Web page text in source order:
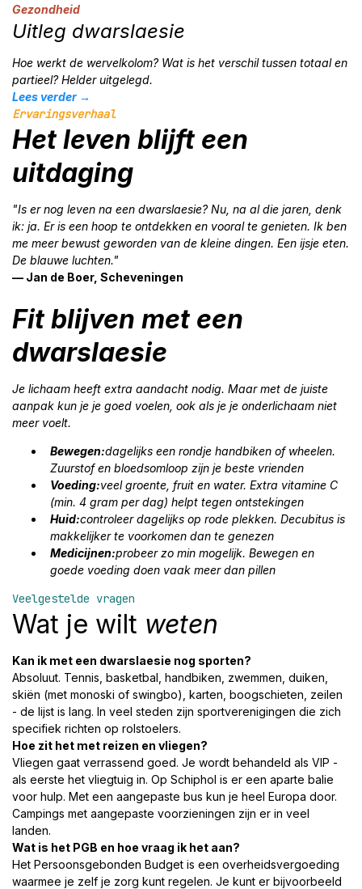
Gezondheid
Uitleg dwarslaesie
Hoe werkt de wervelkolom? Wat is het verschil tussen totaal en
partieel? Helder uitgelegd.
Lees verder →
Ervaringsverhaal
Het leven blijft een
uitdaging
"Is er nog leven na een dwarslaesie? Nu, na al die jaren, denk
ik: ja. Er is een hoop te ontdekken en vooral te genieten. Ik ben
me meer bewust geworden van de kleine dingen. Een ijsje eten.
De blauwe luchten."
— Jan de Boer, Scheveningen
Fit blijven met een
dwarslaesie
Je lichaam heeft extra aandacht nodig. Maar met de juiste
aanpak kun je je goed voelen, ook als je je onderlichaam niet
meer voelt.
Bewegen:dagelijks een rondje handbiken of wheelen.
Zuurstof en bloedsomloop zijn je beste vrienden
Voeding:veel groente, fruit en water. Extra vitamine C
(min. 4 gram per dag) helpt tegen ontstekingen
Huid:controleer dagelijks op rode plekken. Decubitus is
makkelijker te voorkomen dan te genezen
Medicijnen:probeer zo min mogelijk. Bewegen en
goede voeding doen vaak meer dan pillen
Veelgestelde vragen
Wat je wilt weten
Kan ik met een dwarslaesie nog sporten?
Absoluut. Tennis, basketbal, handbiken, zwemmen, duiken,
skiën (met monoski of swingbo), karten, boogschieten, zeilen
- de lijst is lang. In veel steden zijn sportverenigingen die zich
specifiek richten op rolstoelers.
Hoe zit het met reizen en vliegen?
Vliegen gaat verrassend goed. Je wordt behandeld als VIP -
als eerste het vliegtuig in. Op Schiphol is er een aparte balie
voor hulp. Met een aangepaste bus kun je heel Europa door.
Campings met aangepaste voorzieningen zijn er in veel
landen.
Wat is het PGB en hoe vraag ik het aan?
Het Persoonsgebonden Budget is een overheidsvergoeding
waarmee je zelf je zorg kunt regelen. Je kunt er bijvoorbeeld